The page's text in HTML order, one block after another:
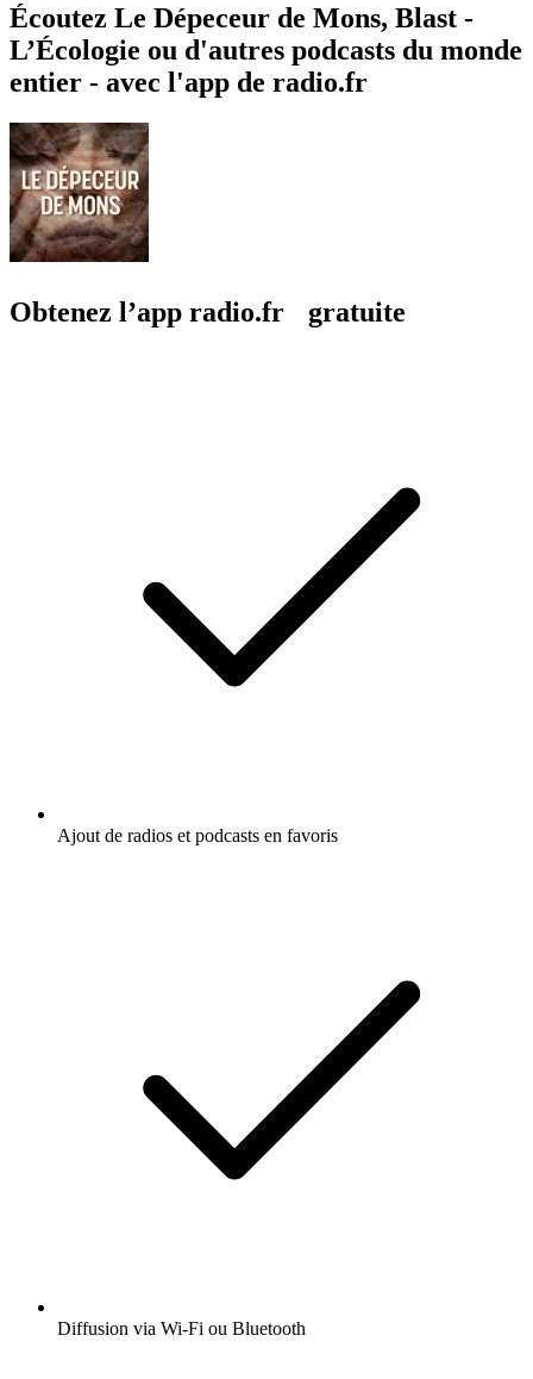
Écoutez Le Dépeceur de Mons, Blast -
L’Écologie ou d'autres podcasts du monde
entier - avec l'app de radio.fr
Obtenez l’app radio.fr gratuite
Ajout de radios et podcasts en favoris
Diffusion via Wi-Fi ou Bluetooth